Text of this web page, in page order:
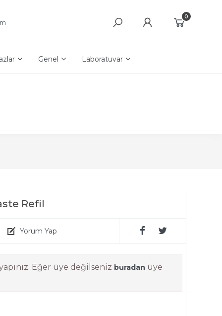
0
Genel Laboratuvar
Refil
Yorum Yap
Eğer üye değilseniz buradan üye